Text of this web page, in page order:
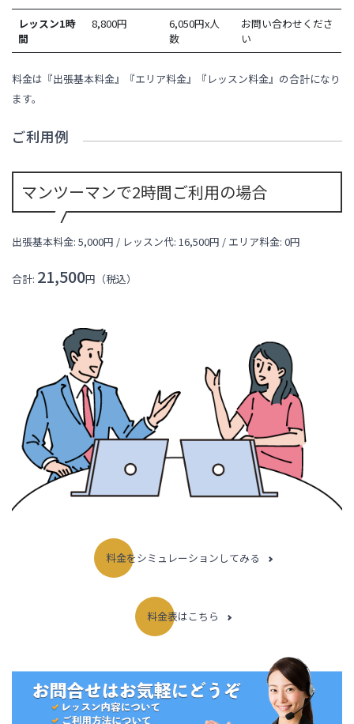
レッスン1時
間
8,800円
6,050円x人
数
お問い合わせくださ
い
料金は『出張基本料金』『エリア料金』『レッスン料金』の合計になり
ます。
ご利用例
マンツーマンで2時間ご利用の場合
出張基本料金: 5,000円 / レッスン代: 16,500円 / エリア料金:0円
合計: 21,500円（税込）
料金をシミュレーションしてみる
料金表はこちら